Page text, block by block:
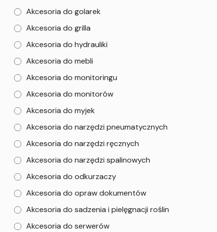
Akcesoria do golarek
Akcesoria do grilla
Akcesoria do hydrauliki
Akcesoria do mebli
Akcesoria do monitoringu
Akcesoria do monitorów
Akcesoria do myjek
Akcesoria do narzędzi pneumatycznych
Akcesoria do narzędzi ręcznych
Akcesoria do narzędzi spalinowych
Akcesoria do odkurzaczy
Akcesoria do opraw dokumentów
Akcesoria do sadzenia i pielęgnacji roślin
Akcesoria do serwerów